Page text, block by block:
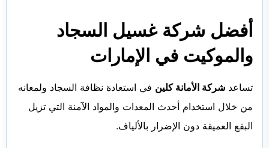
أفضل شركة غسيل السجاد
والموكيت في الإمارات
تساعد شركة الأمانة كلين في استعادة نظافة السجاد ولمعانه
من خلال استخدام أحدث المعدات والمواد الآمنة التي تزيل
البقع العميقة دون الإضرار بالألياف.